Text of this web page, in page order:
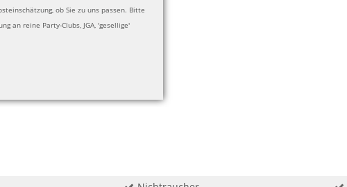
ob Sie zu uns passen. Bitte
an reine Party-Clubs, JGA, 'gesellige'